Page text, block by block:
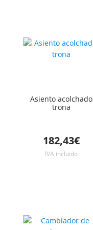
Asiento acolchado
trona
182,43€
IVA incluido